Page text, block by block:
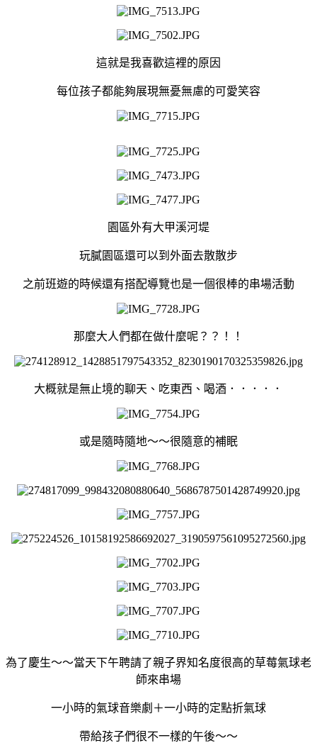
這就是我喜歡這裡的原因
每位孩子都能夠展現無憂無慮的可愛笑容
園區外有大甲溪河堤
玩膩園區還可以到外面去散散步
之前班遊的時候還有搭配導覽也是一個很棒的串場活動
那麼大人們都在做什麼呢？？！！
大概就是無止境的聊天、吃東西、喝酒．．．．．
或是隨時隨地～～很隨意的補眠
為了慶生～～當天下午聘請了親子界知名度很高的草莓氣球老
師來串場
一小時的氣球音樂劇＋一小時的定點折氣球
帶給孩子們很不一樣的午後～～